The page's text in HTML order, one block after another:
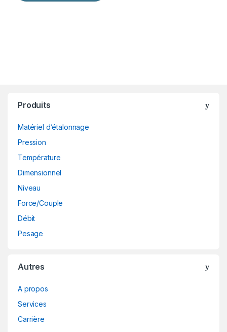
Produits
Matériel d’étalonnage
Pression
Température
Dimensionnel
Niveau
Force/Couple
Débit
Pesage
Autres
A propos
Services
Carrière